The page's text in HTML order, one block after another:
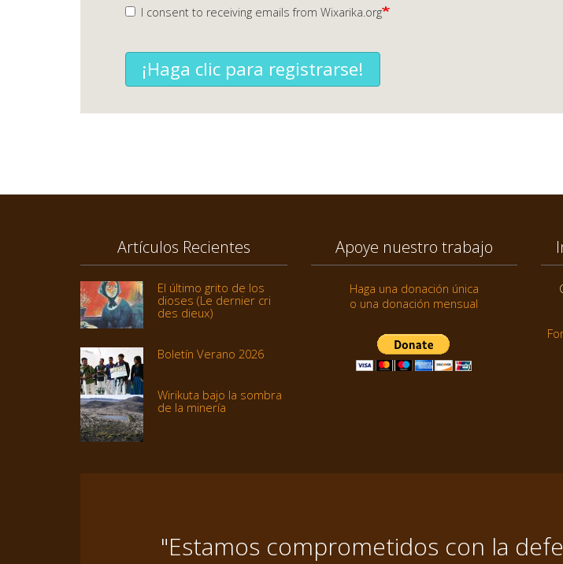
I consent to receiving emails from Wixarika.org
¡Haga clic para registrarse!
Artículos Recientes
El último grito de los
dioses (Le dernier cri
des dieux)
Boletín Verano 2026
Wirikuta bajo la sombra
de la minería
Apoye nuestro trabajo
Haga una donación única
o una donación mensual
"Estamos comprometidos con la